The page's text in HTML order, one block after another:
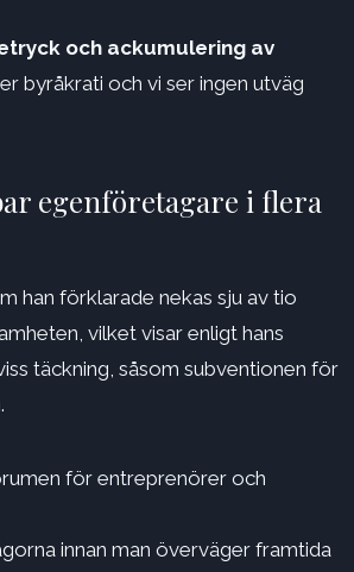
och ackumulering av
byråkrati och vi ser ingen utväg
egenföretagare i flera
han förklarade nekas sju av tio
vilket visar enligt hans
täckning, såsom subventionen för
för entreprenörer och
innan man överväger framtida